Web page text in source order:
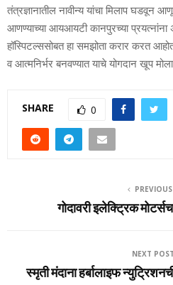
तंत्रज्ञानातील नावीन्य यांचा मिलाप घडवून
आणण्याच्या आयआयटी कानपुरच्या
हॉस्पिटल्ससोबत हा समझोता करार करत
व आत्मनिर्भर बनवण्यात याचे योगदान खूप
SHARE 0
गोदावरी इलेक्ट्रिक
NEXT POST
स्मृती मंदाना हर्बालाइफ